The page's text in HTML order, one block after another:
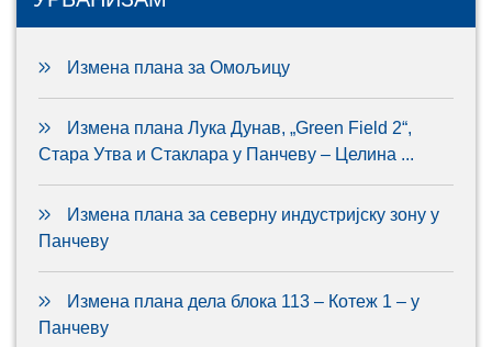
Измена плана за Омољицу
Измена плана Лука Дунав, „Green Field 2“,
Стара Утва и Стаклара у Панчеву – Целина ...
Измена плана за северну индустријску зону у
Панчеву
Измена плана дела блока 113 – Котеж 1 – у
Панчеву